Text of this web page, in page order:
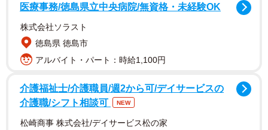
医療事務/徳島県立中央病院/無資格・未経験OK
株式会社ソラスト
徳島県 徳島市
アルバイト・パート：時給1,100円
介護福祉士/介護職員/週2から可/デイサービスの
介護職/シフト相談可
NEW
松崎商事 株式会社/デイサービス松の家